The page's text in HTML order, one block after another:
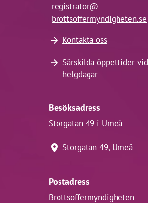
registrator@
brottsoffermyndigheten.se
Kontakta oss
Särskilda öppettider vid
helgdagar
Besöksadress
Storgatan 49 i Umeå
Storgatan 49, Umeå
Postadress
Brottsoffermyndigheten